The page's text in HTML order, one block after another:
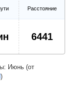
Расстояние
6441
Июнь (от
)